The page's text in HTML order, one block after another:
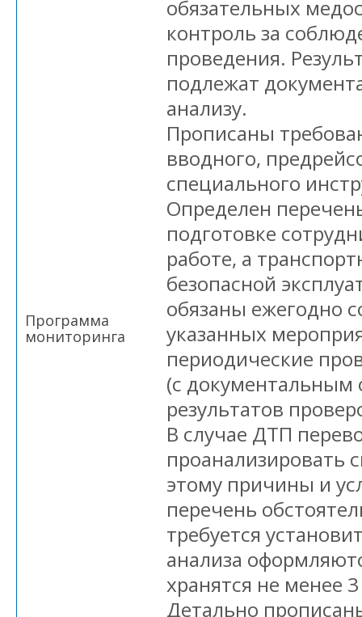
Программа
мониторинга
обязательных
контроль за
проведения.
подлежат
анализу.
Прописаны
вводного,
специального
Определен
подготовке
работе, а
безопасной
обязаны ежегодно
указанных
периодические
(с
результатов
В случае ДТП
проанализировать
этому причины и
перечень
требуется
анализа
хранятся не менее
Детально